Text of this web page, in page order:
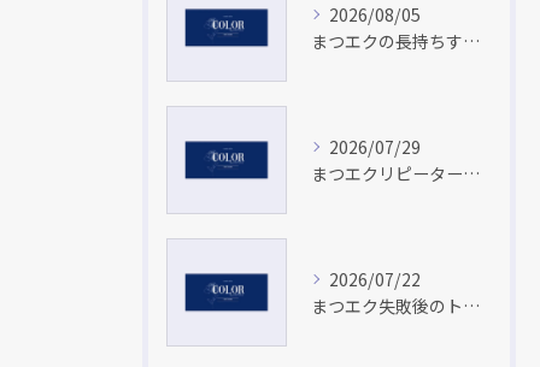
2026/08/05
まつエクの長持ちする方法と群馬県で理想の仕上がりを保つ実践ガイド
2026/07/29
まつエクリピーターになるための持続力アップと安全なまつエク習慣の極意
2026/07/22
まつエク失敗後のトラブル対策と安全な群馬県でのやり直し方法を徹底解説